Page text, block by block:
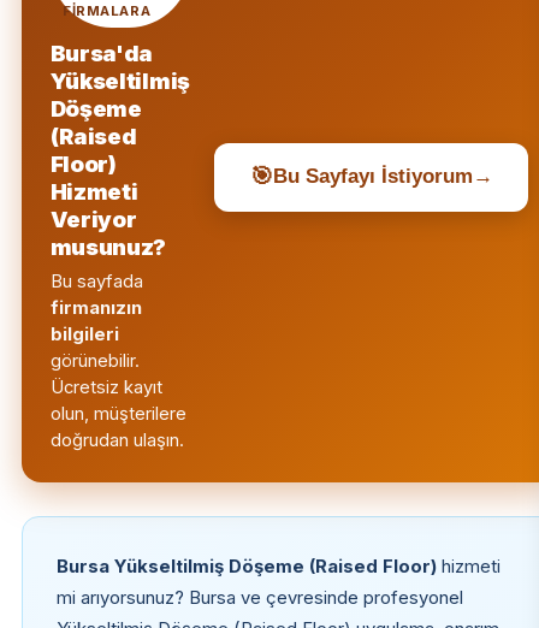
FIRMALARA
Bursa'da
Yükseltilmiş
Döşeme
(Raised
Floor)
Hizmeti
Veriyor
musunuz?
Bu sayfada
firmanızın
bilgileri
görünebilir.
Ücretsiz kayıt
olun, müşterilere
doğrudan ulaşın.
🎯 Bu Sayfayı İstiyorum →
Bursa Yükseltilmiş Döşeme (Raised Floor)hizmeti
mi arıyorsunuz? Bursa ve çevresinde profesyonel